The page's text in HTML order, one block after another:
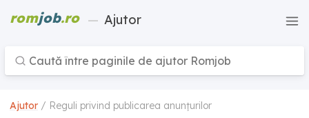
romjob.ro — Ajutor
Ajutor / Reguli privind publicarea anunțurilor